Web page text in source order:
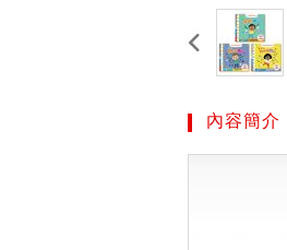
內容簡介